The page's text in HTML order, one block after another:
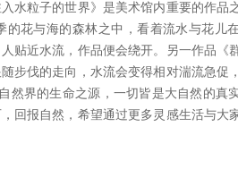
水粒子的世界》是美术馆内重要的作品
花与海的森林之中，看着流水与花儿
贴近水流，作品便会绕开。另一作品《
步伐的走向，水流会变得相对湍流急促
然界的生命之源，一切皆是大自然的真
回报自然，希望通过更多灵感生活与大